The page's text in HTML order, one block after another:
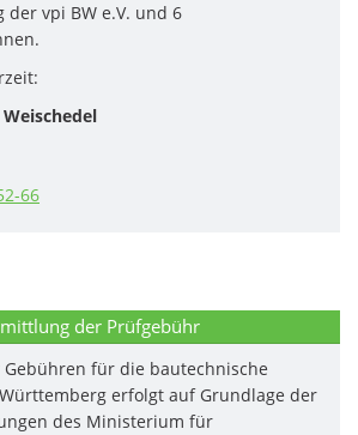
der vpi BW e.V. und 6
66
der Prüfgebühr
für die bautechnische
erfolgt auf Grundlage der
des Ministerium für